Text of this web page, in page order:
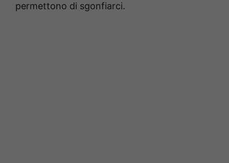
permettono di sgonfiarci.